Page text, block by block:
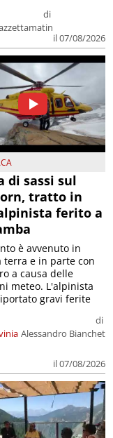
di
il 07/08/2026
di sassi sul
tratto in
ferito a
di
Alessandro Bianchet
il 07/08/2026
è avvenuto in
terra e in parte con
a causa delle
meteo. L'alpinista
gravi ferite